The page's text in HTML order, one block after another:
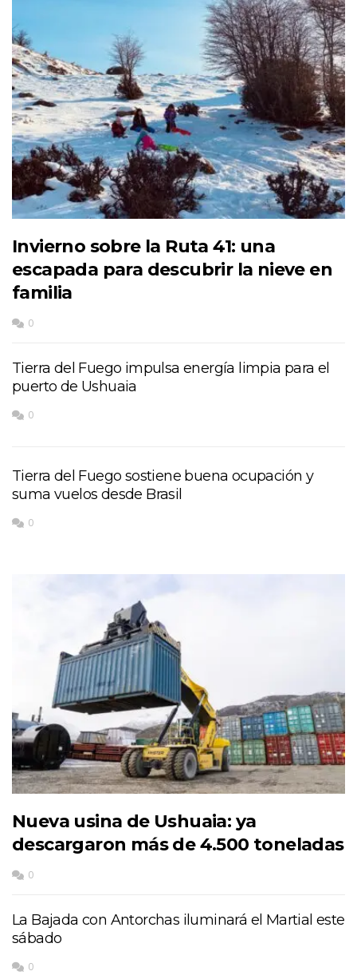
Invierno sobre la Ruta 41: una
escapada para descubrir la nieve en
familia
0
Tierra del Fuego impulsa energía limpia para el
puerto de Ushuaia
0
Tierra del Fuego sostiene buena ocupación y
suma vuelos desde Brasil
0
Nueva usina de Ushuaia: ya
descargaron más de 4.500 toneladas
0
La Bajada con Antorchas iluminará el Martial este
sábado
0